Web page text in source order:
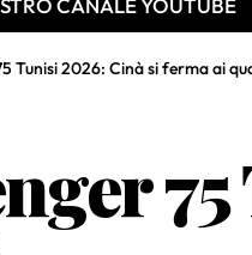
CANALE YOUTUBE
Tunisi 2026: Cinà si ferma ai